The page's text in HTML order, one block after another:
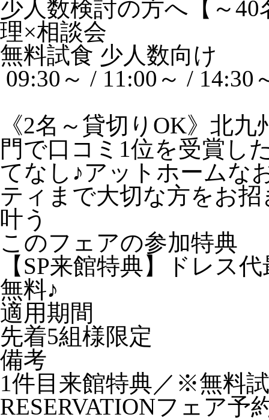
少人数検討の方へ【～
理×相談会
無料試食 少人数向け
09:30～ / 11:00～ / 14:30
《2名～貸切りOK》北
門で口コミ1位を受賞し
てなし♪アットホームな
ティまで大切な方をお
叶う
このフェアの参加特典
【SP来館特典】ドレス
無料♪
適用期間
先着5組様限定
備考
1件目来館特典／※無料
RESERVATIONフェア予